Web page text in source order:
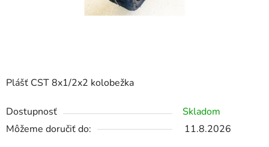
Plášť CST 8x1/2x2 kolobežka
Dostupnosť
Skladom
Môžeme doručiť do:
11.8.2026